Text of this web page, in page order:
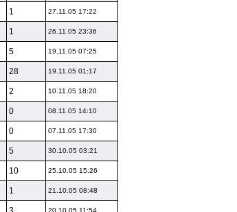
1 27.11.05 17:22
1 26.11.05 23:36
5 19.11.05 07:25
28 19.11.05 01:17
2 10.11.05 18:20
0 08.11.05 14:10
0 07.11.05 17:30
5 30.10.05 03:21
10 25.10.05 15:26
1 21.10.05 08:48
20.10.05 11:54